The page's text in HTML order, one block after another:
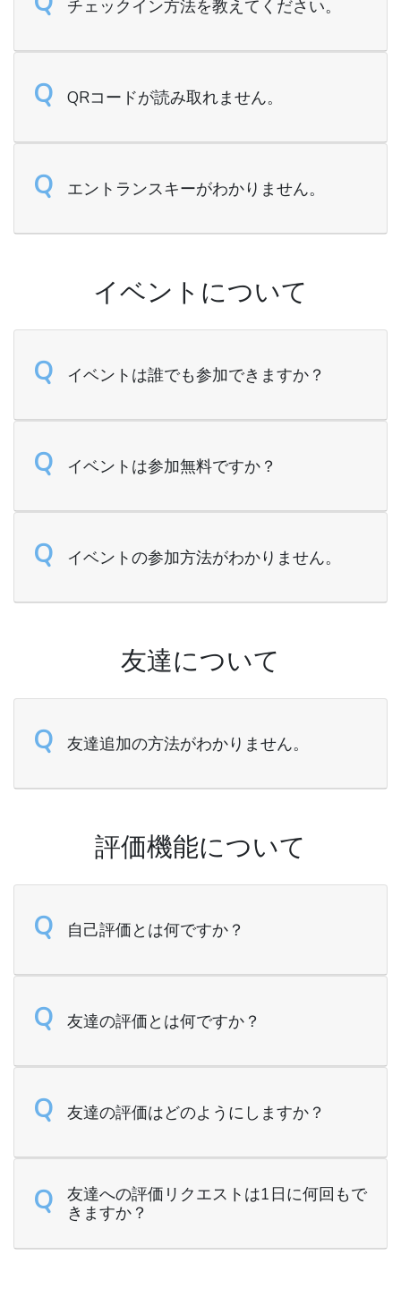
チェックイン方法を教えてください。
Q QRコードが読み取れません。
Q エントランスキーがわかりません。
イベントについて
Q イベントは誰でも参加できますか？
Q イベントは参加無料ですか？
Q イベントの参加方法がわかりません。
友達について
Q 友達追加の方法がわかりません。
評価機能について
Q 自己評価とは何ですか？
Q 友達の評価とは何ですか？
Q 友達の評価はどのようにしますか？
Q
友達への評価リクエストは1日に何回もで
きますか？